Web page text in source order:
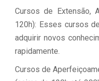
Cursos de Extensão,
120h): Esses cursos
adquirir novos
rapidamente.
Cursos de